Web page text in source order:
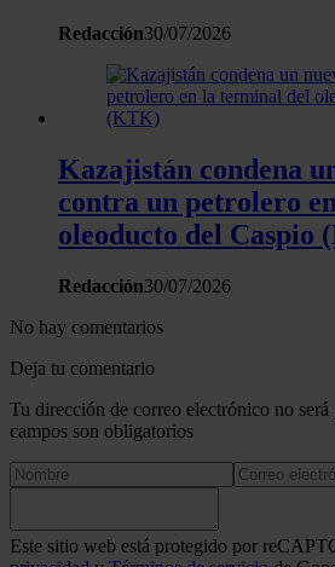
Redacción30/07/2026
Kazajistán condena
contra un petrolero
oleoducto del Caspio
Redacción30/07/2026
No hay comentarios
Deja tu comentario
Tu dirección de correo electrónico no
campos son obligatorios
Este sitio web está protegido por